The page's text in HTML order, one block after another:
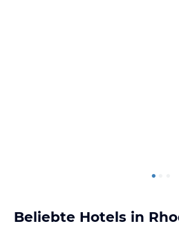
Beliebte Hotels in